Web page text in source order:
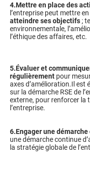
4.Mettre en place des
l’entreprise peut mettre
atteindre ses objectifs;
environnementale,
l’éthique des affaires, etc.
5.Évaluer et
régulièrement pour
axes d’amélioration.Il
sur la démarche RSE de
externe, pour renforcer la
l’entreprise.
6.Engager une
une démarche continue
la stratégie globale de